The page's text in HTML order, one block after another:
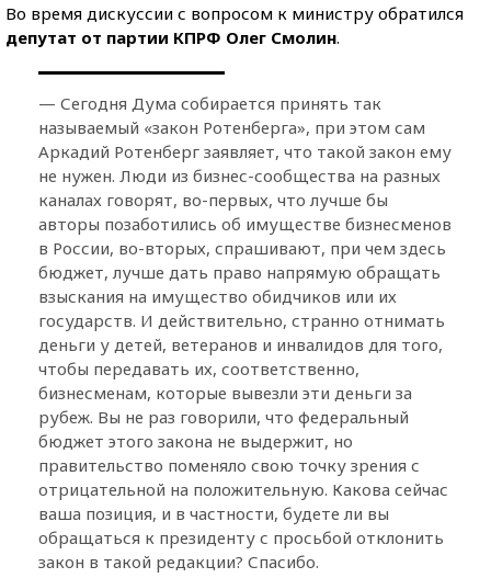
Во время дискуссии с вопросом к министру обратился
депутат от партии КПРФ Олег Смолин.
— Сегодня Дума собирается принять так
называемый «закон Ротенберга», при этом сам
Аркадий Ротенберг заявляет, что такой закон ему
не нужен. Люди из бизнес-сообщества на разных
каналах говорят, во-первых, что лучше бы
авторы позаботились об имуществе бизнесменов
в России, во-вторых, спрашивают, при чем здесь
бюджет, лучше дать право напрямую обращать
взыскания на имущество обидчиков или их
государств. И действительно, странно отнимать
деньги у детей, ветеранов и инвалидов для того,
чтобы передавать их, соответственно,
бизнесменам, которые вывезли эти деньги за
рубеж. Вы не раз говорили, что федеральный
бюджет этого закона не выдержит, но
правительство поменяло свою точку зрения с
отрицательной на положительную. Какова сейчас
ваша позиция, и в частности, будете ли вы
обращаться к президенту с просьбой отклонить
закон в такой редакции? Спасибо.